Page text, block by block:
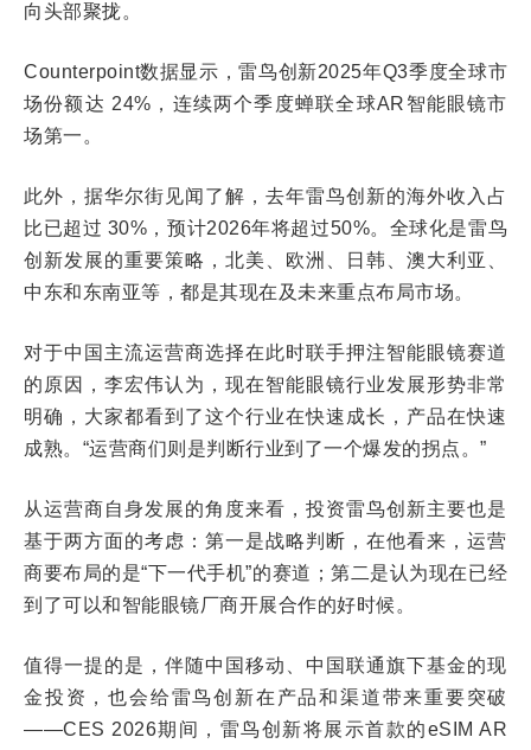
向头部聚拢。
Counterpoint数据显示，雷鸟创新2025年Q3季度全球市
场份额达 24%，连续两个季度蝉联全球AR智能眼镜市
场第一。
此外，据华尔街见闻了解，去年雷鸟创新的海外收入占
比已超过 30%，预计2026年将超过50%。全球化是雷鸟
创新发展的重要策略，北美、欧洲、日韩、澳大利亚、
中东和东南亚等，都是其现在及未来重点布局市场。
对于中国主流运营商选择在此时联手押注智能眼镜赛道
的原因，李宏伟认为，现在智能眼镜行业发展形势非常
明确，大家都看到了这个行业在快速成长，产品在快速
成熟。“运营商们则是判断行业到了一个爆发的拐点。”
从运营商自身发展的角度来看，投资雷鸟创新主要也是
基于两方面的考虑：第一是战略判断，在他看来，运营
商要布局的是“下一代手机”的赛道；第二是认为现在已经
到了可以和智能眼镜厂商开展合作的好时候。
值得一提的是，伴随中国移动、中国联通旗下基金的现
金投资，也会给雷鸟创新在产品和渠道带来重要突破
——CES 2026期间，雷鸟创新将展示首款的eSIM AR